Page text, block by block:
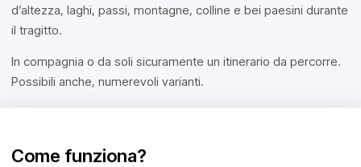
d’altezza, laghi, passi, montagne, colline e bei paesini durante
il tragitto.
In compagnia o da soli sicuramente un itinerario da percorre.
Possibili anche, numerevoli varianti.
Come funziona?